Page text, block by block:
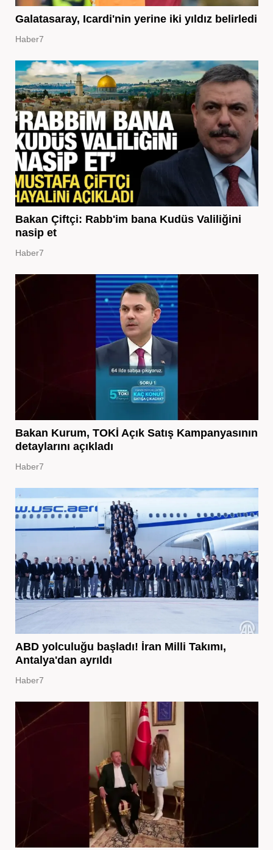
Galatasaray, Icardi'nin yerine iki yıldız belirledi
Haber7
Bakan Çiftçi: Rabb'im bana Kudüs Valiliğini
nasip et
Haber7
Bakan Kurum, TOKİ Açık Satış Kampanyasının
detaylarını açıkladı
Haber7
ABD yolculuğu başladı! İran Milli Takımı,
Antalya'dan ayrıldı
Haber7